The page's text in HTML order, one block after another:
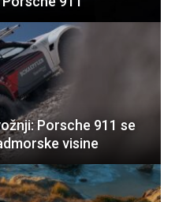
Porsche 911 se
visine